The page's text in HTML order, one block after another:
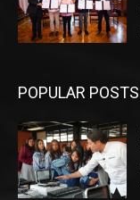
POPULAR POSTS